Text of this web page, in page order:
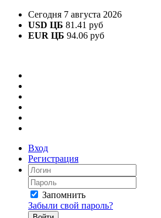
Сегодня 7 августа 2026
USD ЦБ 81.41 руб
EUR ЦБ 94.06 руб
Вход
Регистрация
Запомнить
Забыли свой пароль?